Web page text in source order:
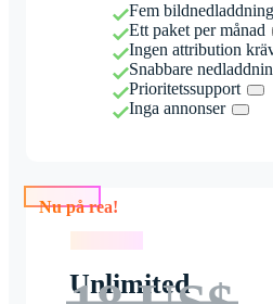
Fem
Ett paket per månad
Ingen attribution
Snabbare
Prioritetssupport
Inga annonser
Nu på rea!
Unlimited